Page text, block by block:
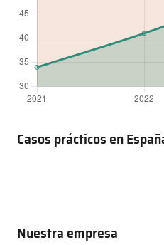
Casos prácticos en
Nuestra empresa